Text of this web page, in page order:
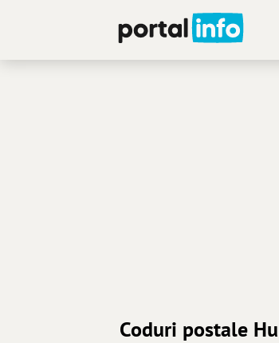
Coduri postale